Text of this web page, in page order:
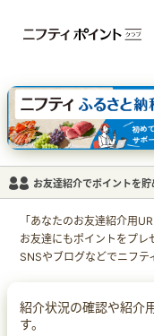
三井住友カード ゴールド
【実質初月無料】DMM |
SBI証券 確定拠出年金（
お友達紹介でポイントを貯
「あなたのお友達紹介用
お友達にもポイントをプレ
SNSやブログなどでニフテ
紹介状況の確認や紹介
す。